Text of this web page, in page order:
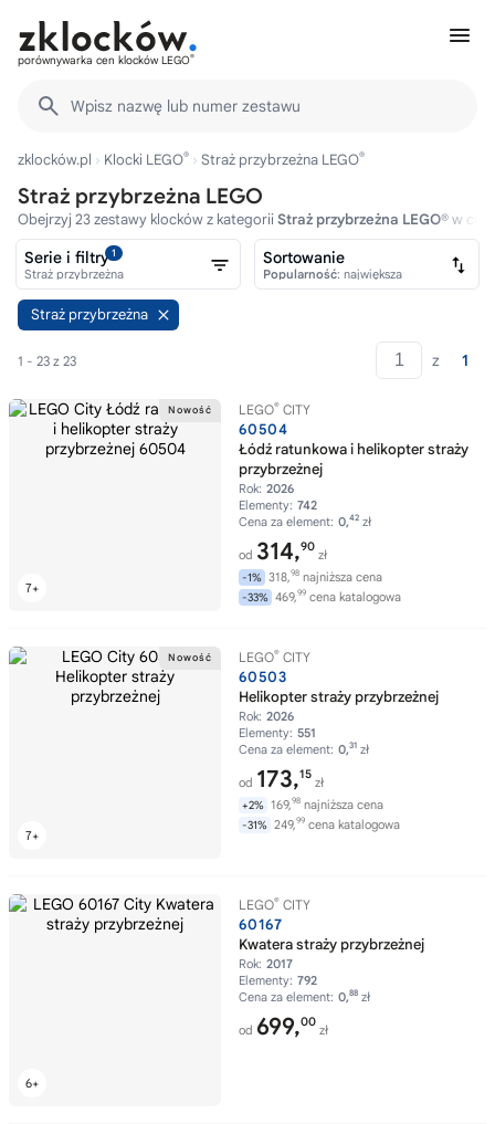
porównywarka cen klocków LEGO®
Wpisz nazwę lub numer zestawu
zklocków.pl Klocki LEGO® Straż przybrzeżna LEGO®
Straż przybrzeżna LEGO
Obejrzyj 23 zestawy klocków z kategorii Straż przybrzeżna LEGO®w
Straż przybrzeżna
1 - 23 z 23 z 1
LEGO® CITY
60504
Łódź ratunkowa i helikopter straży
przybrzeżnej
Rok: 2026
Elementy: 742
Cena za element: 0,42 zł
od 314,90
zł
-1% 318,98 najniższa cena
-33% 469,99 cena katalogowa
LEGO® CITY
60503
Helikopter straży przybrzeżnej
Rok: 2026
Elementy: 551
Cena za element: 0,31 zł
od 173,15
zł
+2% 169,98 najniższa cena
-31% 249,99 cena katalogowa
LEGO® CITY
60167
Kwatera straży przybrzeżnej
Rok: 2017
Elementy: 792
Cena za element: 0,88 zł
od 699,00
zł
Serie i filtry1
Straż przybrzeżna
Sortowanie
Popularność: największa